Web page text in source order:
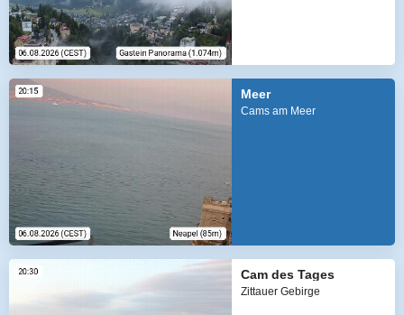
Meer
Cams am Meer
Cam des Tages
Zittauer Gebirge